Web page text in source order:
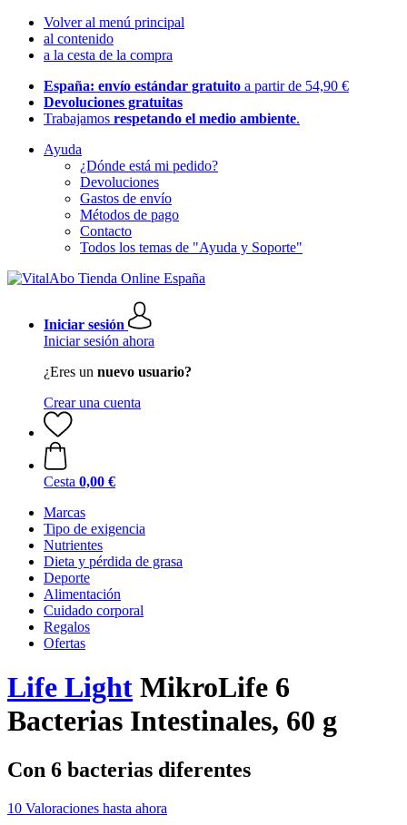
Volver al menú principal
al contenido
a la cesta de la compra
España: envío estándar gratuito a partir de 54,90 €
Devoluciones gratuitas
Trabajamos respetando el medio ambiente.
Ayuda
¿Dónde está mi pedido?
Devoluciones
Gastos de envío
Métodos de pago
Contacto
Todos los temas de "Ayuda y Soporte"
Iniciar sesión
Iniciar sesión ahora
¿Eres un nuevo usuario?
Crear una cuenta
Cesta 0,00 €
Marcas
Tipo de exigencia
Nutrientes
Dieta y pérdida de grasa
Deporte
Alimentación
Cuidado corporal
Regalos
Ofertas
Life Light MikroLife 6
Bacterias Intestinales, 60 g
Con 6 bacterias diferentes
10 Valoraciones hasta ahora